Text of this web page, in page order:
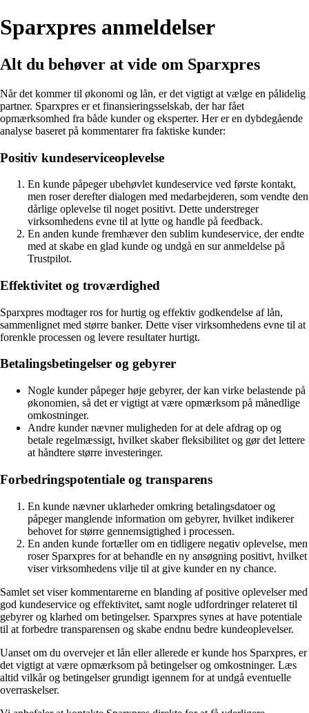
Sparxpres anmeldelser
Alt du behøver at vide om Sparxpres
Når det kommer til økonomi og lån, er det vigtigt at vælge en pålidelig
partner. Sparxpres er et finansieringsselskab, der har fået
opmærksomhed fra både kunder og eksperter. Her er en dybdegående
analyse baseret på kommentarer fra faktiske kunder:
Positiv kundeserviceoplevelse
En kunde påpeger ubehøvlet kundeservice ved første kontakt,
men roser derefter dialogen med medarbejderen, som vendte den
dårlige oplevelse til noget positivt. Dette understreger
virksomhedens evne til at lytte og handle på feedback.
En anden kunde fremhæver den sublim kundeservice, der endte
med at skabe en glad kunde og undgå en sur anmeldelse på
Trustpilot.
Effektivitet og troværdighed
Sparxpres modtager ros for hurtig og effektiv godkendelse af lån,
sammenlignet med større banker. Dette viser virksomhedens evne til at
forenkle processen og levere resultater hurtigt.
Betalingsbetingelser og gebyrer
Nogle kunder påpeger høje gebyrer, der kan virke belastende på
økonomien, så det er vigtigt at være opmærksom på månedlige
omkostninger.
Andre kunder nævner muligheden for at dele afdrag op og
betale regelmæssigt, hvilket skaber fleksibilitet og gør det lettere
at håndtere større investeringer.
Forbedringspotentiale og transparens
En kunde nævner uklarheder omkring betalingsdatoer og
påpeger manglende information om gebyrer, hvilket indikerer
behovet for større gennemsigtighed i processen.
En anden kunde fortæller om en tidligere negativ oplevelse, men
roser Sparxpres for at behandle en ny ansøgning positivt, hvilket
viser virksomhedens vilje til at give kunder en ny chance.
Samlet set viser kommentarerne en blanding af positive oplevelser med
god kundeservice og effektivitet, samt nogle udfordringer relateret til
gebyrer og klarhed om betingelser. Sparxpres synes at have potentiale
til at forbedre transparensen og skabe endnu bedre kundeoplevelser.
Uanset om du overvejer et lån eller allerede er kunde hos Sparxpres, er
det vigtigt at være opmærksom på betingelser og omkostninger. Læs
altid vilkår og betingelser grundigt igennem for at undgå eventuelle
overraskelser.